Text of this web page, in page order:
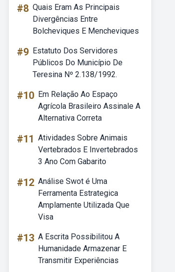
#8 Quais Eram As Principais
Divergências Entre
Bolcheviques E Mencheviques
#9 Estatuto Dos Servidores
Públicos Do Município De
Teresina Nº 2.138/1992.
#10 Em Relação Ao Espaço
Agrícola Brasileiro Assinale A
Alternativa Correta
#11 Atividades Sobre Animais
Vertebrados E Invertebrados
3 Ano Com Gabarito
#12 Análise Swot é Uma
Ferramenta Estrategica
Amplamente Utilizada Que
Visa
#13 A Escrita Possibilitou A
Humanidade Armazenar E
Transmitir Experiências